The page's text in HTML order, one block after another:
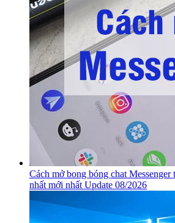
Cách mở bong bóng chat Messenger
nhất mới nhất Update 08/2026